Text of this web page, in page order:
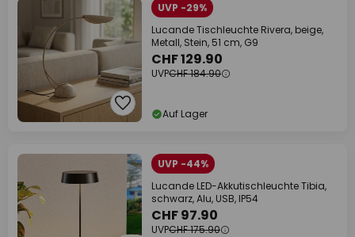
UVP -29%
Lucande Tischleuchte Rivera, beige,
Metall, Stein, 51 cm, G9
CHF 129.90
UVPCHF 184.90
Auf Lager
UVP -44%
Lucande LED-Akkutischleuchte Tibia,
schwarz, Alu, USB, IP54
CHF 97.90
UVPCHF 175.90